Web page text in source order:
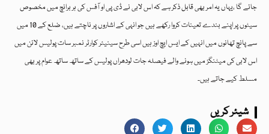
جائے گا ،یہاں یہ امر بھی قابل ذکر ہے کہ اس لابی نے ڈی پی او آفس کی ہر برانچ میں مخصوص
سیٹوں پر اپنے بندے تعینات کروا رکھے ہیں جو انہی کے اشاروں پر ناچتے ہیں، ضلع کے 10 میں
سے پانچ تھانوں میں انہیں کے ایس ایچ اوز ہیں اسی طرح سینیئر کوارٹر نمبر سات پولیس لائن میں
اس لابی کی میٹنگز میں ہونے والے فیصلہ جات لودھراں پولیس کے ساتھ ساتھ عوام پر بھی
مسلط کیے جاتے ہیں۔
شیئر کریں